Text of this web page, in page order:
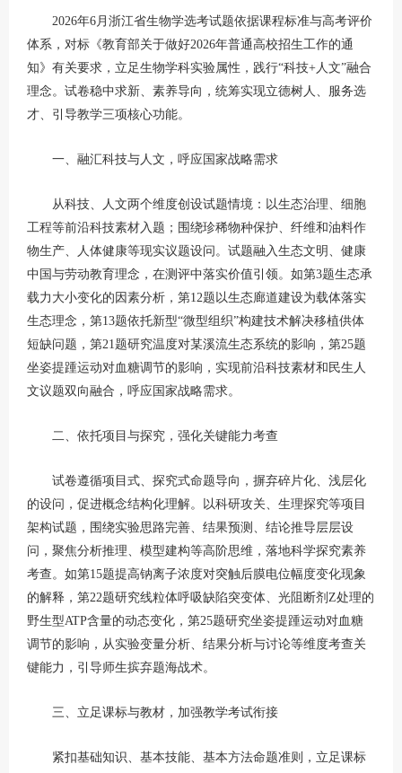
2026年6月浙江省生物学选考试题依据课程标准与高考评价
体系，对标《教育部关于做好2026年普通高校招生工作的通
知》有关要求，立足生物学科实验属性，践行“科技+人文”融合
理念。试卷稳中求新、素养导向，统筹实现立德树人、服务选
才、引导教学三项核心功能。
一、融汇科技与人文，呼应国家战略需求
从科技、人文两个维度创设试题情境：以生态治理、细胞
工程等前沿科技素材入题；围绕珍稀物种保护、纤维和油料作
物生产、人体健康等现实议题设问。试题融入生态文明、健康
中国与劳动教育理念，在测评中落实价值引领。如第3题生态承
载力大小变化的因素分析，第12题以生态廊道建设为载体落实
生态理念，第13题依托新型“微型组织”构建技术解决移植供体
短缺问题，第21题研究温度对某溪流生态系统的影响，第25题
坐姿提踵运动对血糖调节的影响，实现前沿科技素材和民生人
文议题双向融合，呼应国家战略需求。
二、依托项目与探究，强化关键能力考查
试卷遵循项目式、探究式命题导向，摒弃碎片化、浅层化
的设问，促进概念结构化理解。以科研攻关、生理探究等项目
架构试题，围绕实验思路完善、结果预测、结论推导层层设
问，聚焦分析推理、模型建构等高阶思维，落地科学探究素养
考查。如第15题提高钠离子浓度对突触后膜电位幅度变化现象
的解释，第22题研究线粒体呼吸缺陷突变体、光阻断剂Z处理的
野生型ATP含量的动态变化，第25题研究坐姿提踵运动对血糖
调节的影响，从实验变量分析、结果分析与讨论等维度考查关
键能力，引导师生摈弃题海战术。
三、立足课标与教材，加强教学考试衔接
紧扣基础知识、基本技能、基本方法命题准则，立足课标